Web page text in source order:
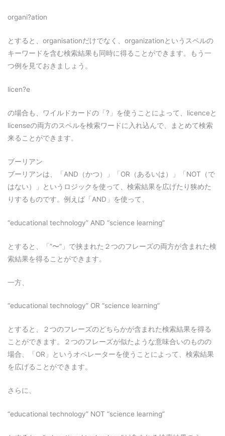
organi?ation
とすると、organisationだけでなく、organizationというスペルの
キーワードを含む検索結果も同時に得ることができます。もう一
つ例を見ておきましょう。
licen?e
の場合も、ワイルドカードの「?」を使うことによって、licenceと
licenseの両方のスペルを検索ワードに入れ込んで、まとめて検索
来ることができます。
ブーリアン
ブーリアンは、「AND（かつ）」「OR（あるいは）」「NOT（で
はない）」というロジックを使って、検索結果を広げたり狭めた
りするものです。例えば「AND」を使って、
“educational technology” AND “science learning”
とすると、「”〜”」で挟まれた２つのフレーズの両方が含まれた検
索結果を得ることができます。
一方、
“educational technology” OR “science learning”
とすると、２つのフレーズのどちらかが含まれた検索結果を得る
ことができます。２つのフレーズが似たような意味合いのものの
場合、「OR」というオペレーターを使うことによって、検索結果
を広げることができます。
さらに、
“educational technology” NOT “science learning”